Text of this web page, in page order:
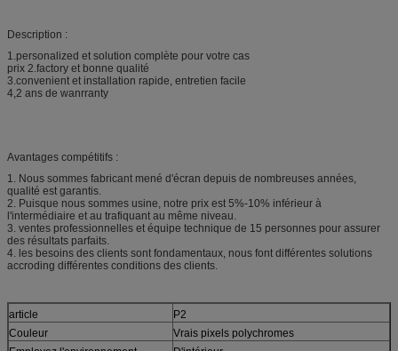
Description :
1.personalized et solution complète pour votre cas
prix 2.factory et bonne qualité
3.convenient et installation rapide, entretien facile
4,2 ans de wanrranty
Avantages compétitifs :
1. Nous sommes fabricant mené d'écran depuis de nombreuses années,
qualité est garantis.
2. Puisque nous sommes usine, notre prix est 5%-10% inférieur à
l'intermédiaire et au trafiquant au même niveau.
3. ventes professionnelles et équipe technique de 15 personnes pour assurer
des résultats parfaits.
4. les besoins des clients sont fondamentaux, nous font différentes solutions
accroding différentes conditions des clients.
article
P2
Couleur
Vrais pixels polychromes